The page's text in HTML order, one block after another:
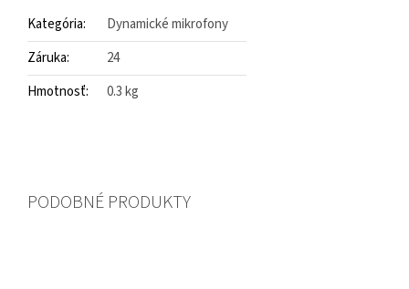
Kategória:
Dynamické mikrofony
Záruka:
24
Hmotnosť: 0.3 kg